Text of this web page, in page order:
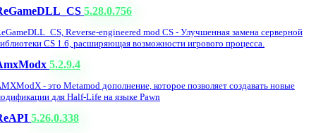
5.28.0.756
Reverse-engineered mod CS - Улучшенная замена серверной
CS 1.6, расширяющая возможности игрового процесса.
5.2.9.4
- это Metamod дополнение, которое позволяет создавать новые
для Half-Life на языке Pawn
5.26.0.338